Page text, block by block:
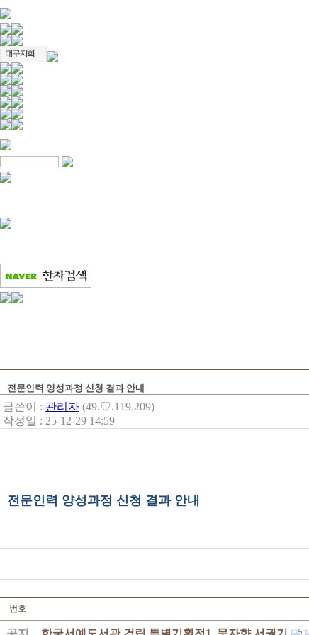
전문인력 양성과정 신청 결과 안내
글쓴이 : 관리자 (49.♡.119.209)
작성일 : 25-12-29 14:59
전문인력 양성과정 신청 결과 안내
번호